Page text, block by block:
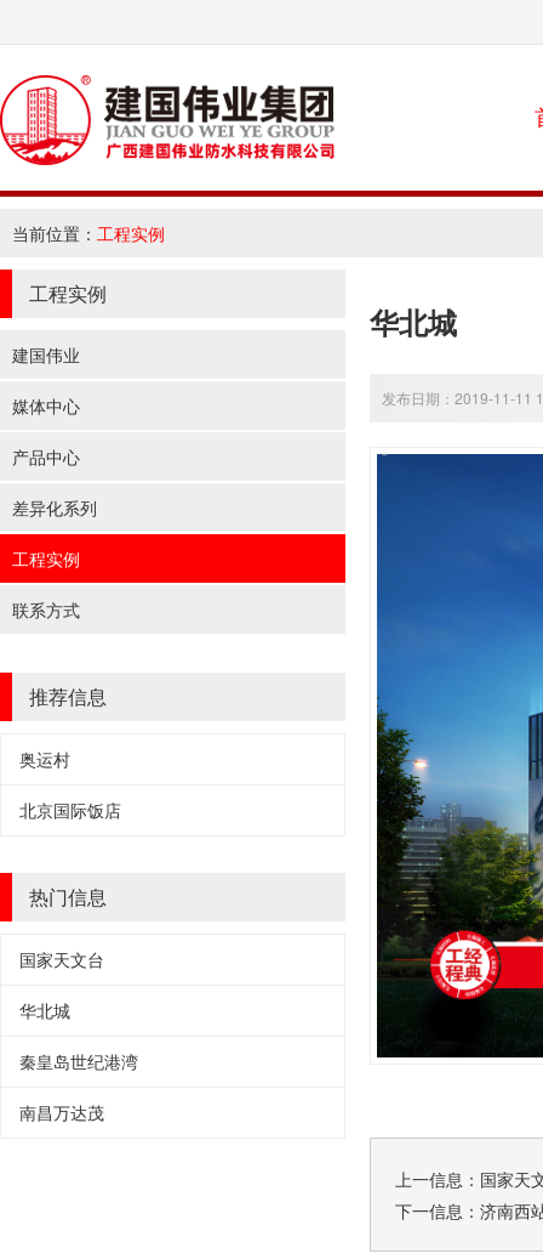
当前位置： 工程实例
工程实例
建国伟业
媒体中心
产品中心
差异化系列
工程实例
联系方式
推荐信息
奥运村
北京国际饭店
热门信息
国家天文台
华北城
秦皇岛世纪港湾
南昌万达茂
华北城
发布日期：2019-11-11
上一信息： 国家天
下一信息： 济南西